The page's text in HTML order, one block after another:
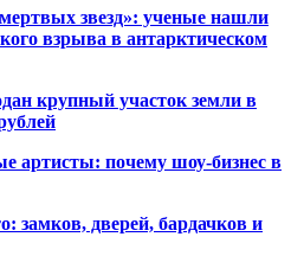
звезд»: ученые нашли
взрыва в антарктическом
крупный участок земли в
артисты: почему шоу-бизнес в
замков, дверей, бардачков и